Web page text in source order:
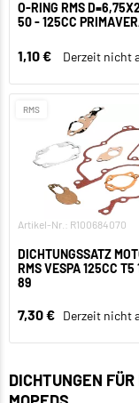
O-RING RMS
50 - 125CC
1,10 € Derzeit nicht
RMS
Artikel-Nr.: R100684070
DICHTUNGSSATZ
RMS VESPA 125CC T5
89
7,30 € Derzeit nicht
DICHTUNGEN